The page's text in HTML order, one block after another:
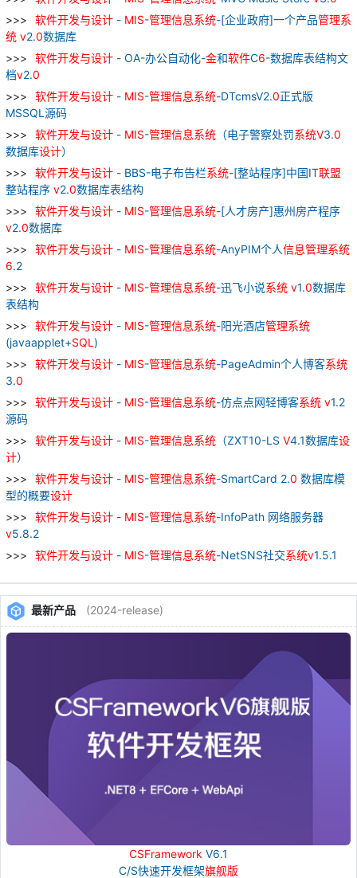
软件开发与设计 - MIS-管理信息系统-[企业政府]一个产品管理系
统 v2.0数据库
软件开发与设计 - OA-办公自动化-金和软件C6-数据库表结构文
档v2.0
软件开发与设计 - MIS-管理信息系统-DTcmsV2.0正式版
MSSQL源码
软件开发与设计 - MIS-管理信息系统 （电子警察处罚系统V3.0
数据库设计）
软件开发与设计 - BBS-电子布告栏系统-[整站程序]中国IT联盟
整站程序 v2.0数据库表结构
软件开发与设计 - MIS-管理信息系统-[人才房产]惠州房产程序
v2.0数据库
软件开发与设计 - MIS-管理信息系统-AnyPIM个人信息管理系统
6.2
软件开发与设计 - MIS-管理信息系统-迅飞小说系统 v1.0数据库
表结构
软件开发与设计 - MIS-管理信息系统-阳光酒店管理系统
(javaapplet+SQL )
软件开发与设计 - MIS-管理信息系统-PageAdmin个人博客系统
3.0
软件开发与设计 - MIS-管理信息系统-仿点点网轻博客系统 v1.2
源码
软件开发与设计 - MIS-管理信息系统 （ZXT10-LS V4.1数据库设
计）
软件开发与设计 - MIS-管理信息系统-SmartCard 2.0 数据库模
型的概要设计
软件开发与设计 - MIS-管理信息系统-InfoPath 网络服务器
v5.8.2
软件开发与设计 - MIS-管理信息系统-NetSNS社交系统v1.5.1
最新产品 (2024-release)
CSFramework V6.1
C/S快速开发框架旗舰版